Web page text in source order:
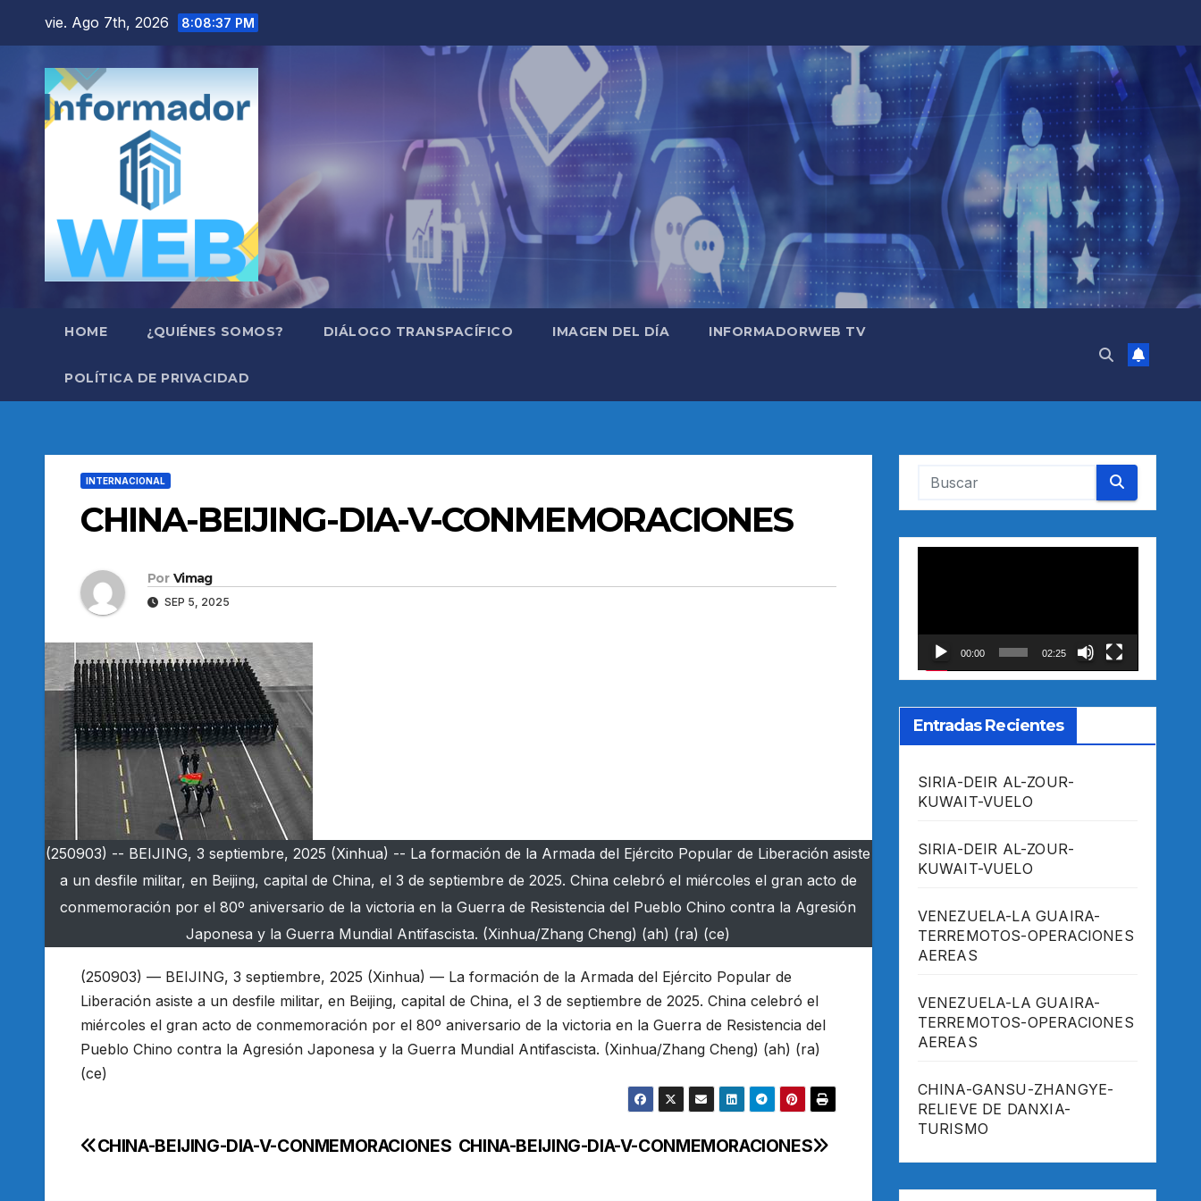
contenido
vie. Ago 7th, 2026 8:08:38 PM
HOME ¿QUIÉNES SOMOS? DIÁLOGO TRANSPACÍFICO IMAGEN DEL DÍA INFORMADORWEB TV
POLÍTICA DE PRIVACIDAD
INTERNACIONAL
CHINA-BEIJING-DIA-V-CONMEMORACIONES
Por Vimag
SEP 5, 2025
(250903) -- BEIJING, 3 septiembre, 2025 (Xinhua) -- La formación de la Armada del Ejército Popular de Liberación asiste
a un desfile militar, en Beijing, capital de China, el 3 de septiembre de 2025. China celebró el miércoles el gran acto de
conmemoración por el 80º aniversario de la victoria en la Guerra de Resistencia del Pueblo Chino contra la Agresión
Japonesa y la Guerra Mundial Antifascista. (Xinhua/Zhang Cheng) (ah) (ra) (ce)
(250903) — BEIJING, 3 septiembre, 2025 (Xinhua) — La formación de la Armada del Ejército Popular de
Liberación asiste a un desfile militar, en Beijing, capital de China, el 3 de septiembre de 2025. China celebró el
miércoles el gran acto de conmemoración por el 80º aniversario de la victoria en la Guerra de Resistencia del
Pueblo Chino contra la Agresión Japonesa y la Guerra Mundial Antifascista. (Xinhua/Zhang Cheng) (ah) (ra)
(ce)
Navegación
CHINA-BEIJING-DIA-V-CONMEMORACIONES
CHINA-BEIJING-DIA-V-CONMEMORACIONES
00:00 02:25
Entradas Recientes
SIRIA-DEIR AL-ZOUR-
KUWAIT-VUELO
SIRIA-DEIR AL-ZOUR-
KUWAIT-VUELO
VENEZUELA-LA GUAIRA-
TERREMOTOS-OPERACIONES
AEREAS
VENEZUELA-LA GUAIRA-
TERREMOTOS-OPERACIONES
AEREAS
CHINA-GANSU-ZHANGYE-
RELIEVE DE DANXIA-
TURISMO